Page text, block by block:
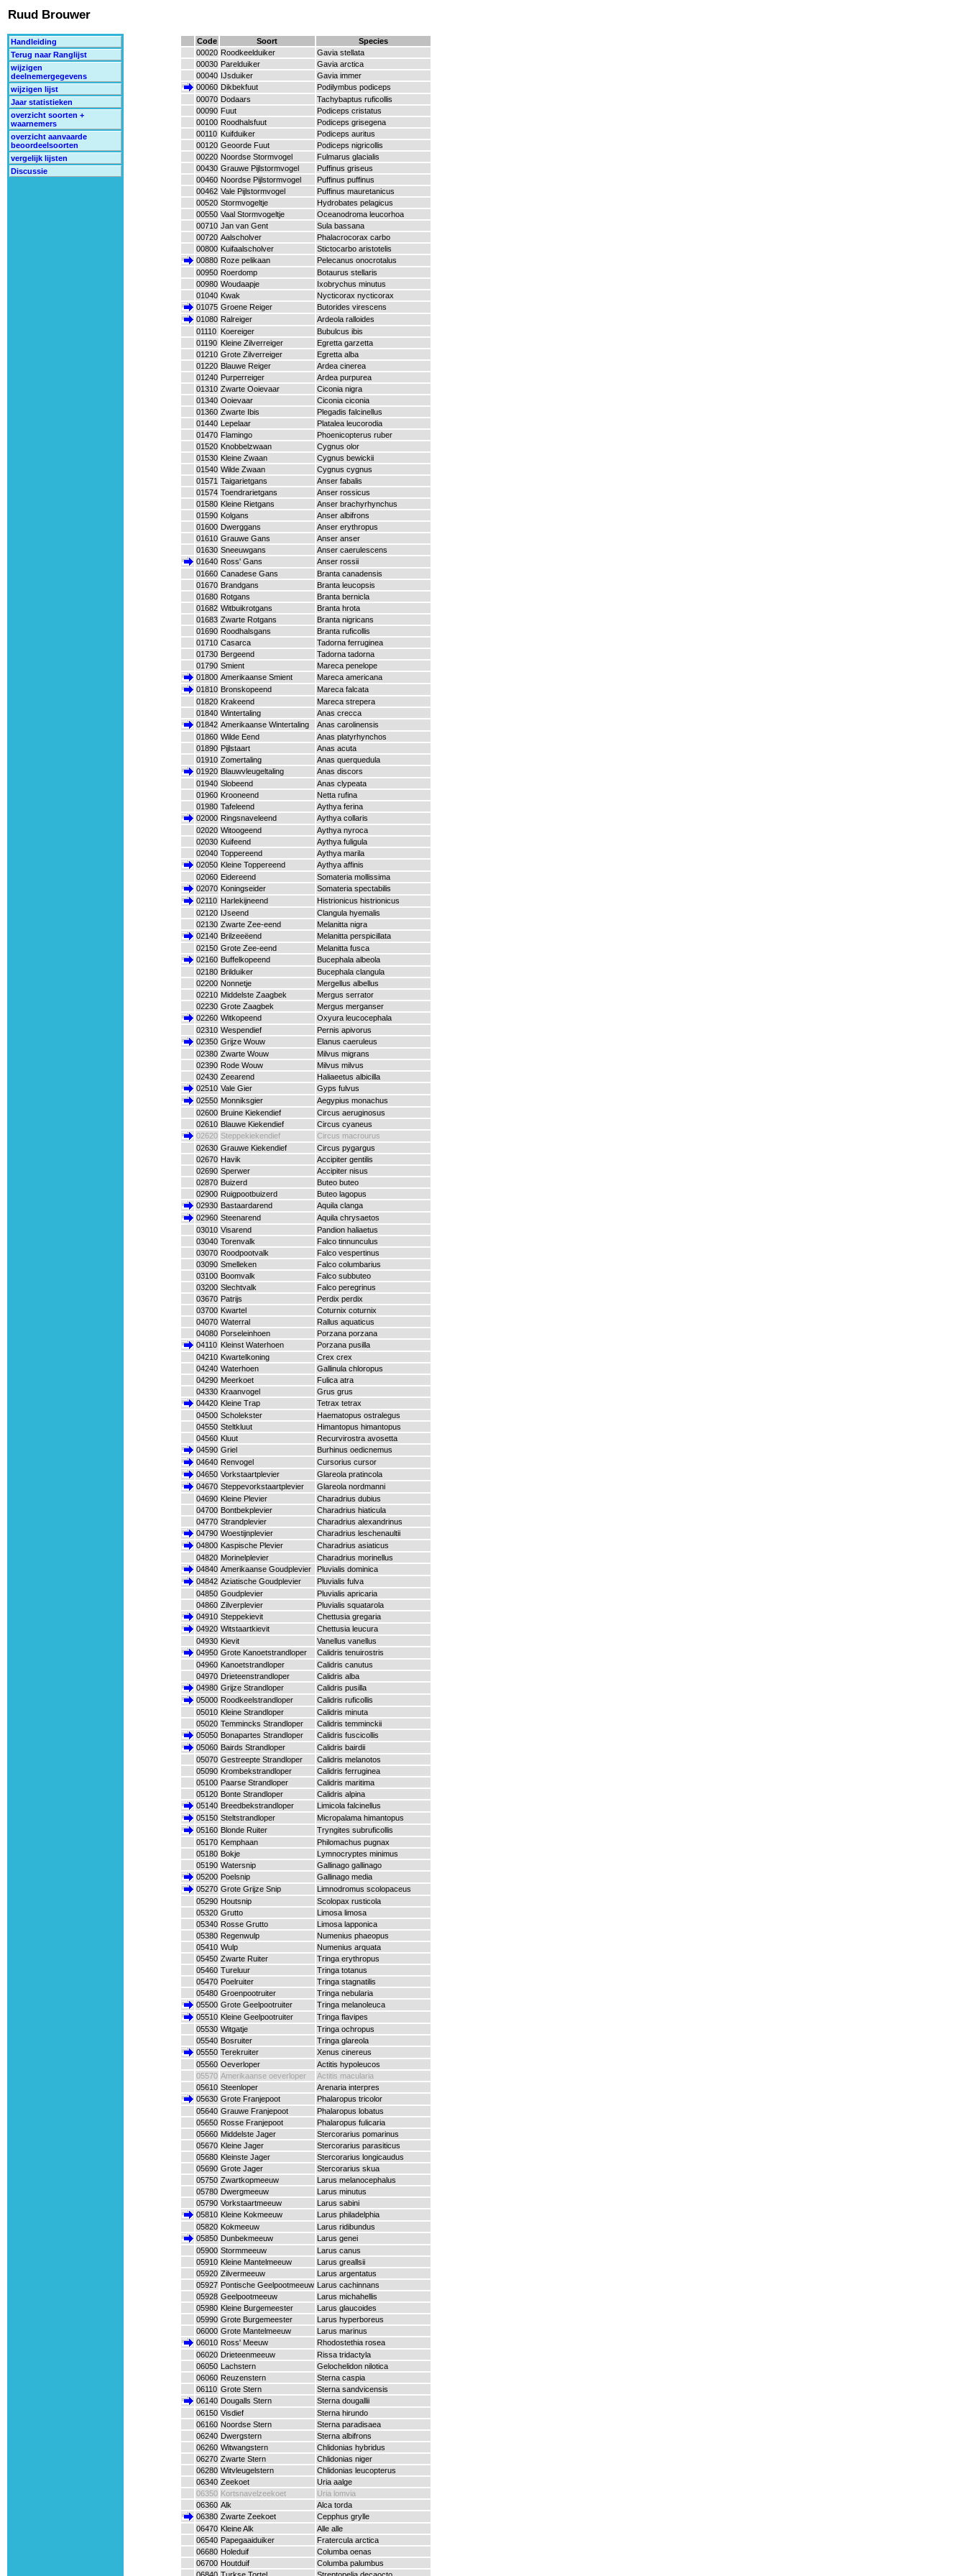
Ruud Brouwer
Handleiding
Terug naar Ranglijst
wijzigen
deelnemergegevens
wijzigen lijst
Jaar statistieken
overzicht soorten +
waarnemers
overzicht aanvaarde
beoordeelsoorten
vergelijk lijsten
Discussie
Code Soort
Species
00020 Roodkeelduiker
Gavia stellata
00030 Parelduiker
Gavia arctica
00040 IJsduiker
Gavia immer
00060 Dikbekfuut
Podilymbus podiceps
00070 Dodaars
Tachybaptus ruficollis
00090 Fuut
Podiceps cristatus
00100 Roodhalsfuut
Podiceps grisegena
00110 Kuifduiker
Podiceps auritus
00120 Geoorde Fuut
Podiceps nigricollis
00220 Noordse Stormvogel
Fulmarus glacialis
00430 Grauwe Pijlstormvogel
Puffinus griseus
00460 Noordse Pijlstormvogel
Puffinus puffinus
00462 Vale Pijlstormvogel
Puffinus mauretanicus
00520 Stormvogeltje
Hydrobates pelagicus
00550 Vaal Stormvogeltje
Oceanodroma leucorhoa
00710 Jan van Gent
Sula bassana
00720 Aalscholver
Phalacrocorax carbo
00800 Kuifaalscholver
Stictocarbo aristotelis
00880 Roze pelikaan
Pelecanus onocrotalus
00950 Roerdomp
Botaurus stellaris
00980 Woudaapje
Ixobrychus minutus
01040 Kwak
Nycticorax nycticorax
01075 Groene Reiger
Butorides virescens
01080 Ralreiger
Ardeola ralloides
01110
Koereiger
Bubulcus ibis
01190 Kleine Zilverreiger
Egretta garzetta
01210 Grote Zilverreiger
Egretta alba
01220 Blauwe Reiger
Ardea cinerea
01240 Purperreiger
Ardea purpurea
01310 Zwarte Ooievaar
Ciconia nigra
01340 Ooievaar
Ciconia ciconia
01360 Zwarte Ibis
Plegadis falcinellus
01440 Lepelaar
Platalea leucorodia
01470 Flamingo
Phoenicopterus ruber
01520 Knobbelzwaan
Cygnus olor
01530 Kleine Zwaan
Cygnus bewickii
01540 Wilde Zwaan
Cygnus cygnus
01571 Taigarietgans
Anser fabalis
01574 Toendrarietgans
Anser rossicus
01580 Kleine Rietgans
Anser brachyrhynchus
01590 Kolgans
Anser albifrons
01600 Dwerggans
Anser erythropus
01610 Grauwe Gans
Anser anser
01630 Sneeuwgans
Anser caerulescens
01640 Ross' Gans
Anser rossii
01660 Canadese Gans
Branta canadensis
01670 Brandgans
Branta leucopsis
01680 Rotgans
Branta bernicla
01682 Witbuikrotgans
Branta hrota
01683 Zwarte Rotgans
Branta nigricans
01690 Roodhalsgans
Branta ruficollis
01710 Casarca
Tadorna ferruginea
01730 Bergeend
Tadorna tadorna
01790 Smient
Mareca penelope
01800 Amerikaanse Smient
Mareca americana
01810 Bronskopeend
Mareca falcata
01820 Krakeend
Mareca strepera
01840 Wintertaling
Anas crecca
01842 Amerikaanse Wintertaling
Anas carolinensis
01860 Wilde Eend
Anas platyrhynchos
01890 Pijlstaart
Anas acuta
01910 Zomertaling
Anas querquedula
01920 Blauwvleugeltaling
Anas discors
01940 Slobeend
Anas clypeata
01960 Krooneend
Netta rufina
01980 Tafeleend
Aythya ferina
02000 Ringsnaveleend
Aythya collaris
02020 Witoogeend
Aythya nyroca
02030 Kuifeend
Aythya fuligula
02040 Toppereend
Aythya marila
02050 Kleine Toppereend
Aythya affinis
02060 Eidereend
Somateria mollissima
02070 Koningseider
Somateria spectabilis
02110 Harlekijneend
Histrionicus histrionicus
02120 IJseend
Clangula hyemalis
02130 Zwarte Zee-eend
Melanitta nigra
02140 Brilzeeëend
Melanitta perspicillata
02150 Grote Zee-eend
Melanitta fusca
02160 Buffelkopeend
Bucephala albeola
02180 Brilduiker
Bucephala clangula
02200 Nonnetje
Mergellus albellus
02210 Middelste Zaagbek
Mergus serrator
02230 Grote Zaagbek
Mergus merganser
02260 Witkopeend
Oxyura leucocephala
02310 Wespendief
Pernis apivorus
02350 Grijze Wouw
Elanus caeruleus
02380 Zwarte Wouw
Milvus migrans
02390 Rode Wouw
Milvus milvus
02430 Zeearend
Haliaeetus albicilla
02510 Vale Gier
Gyps fulvus
02550 Monniksgier
Aegypius monachus
02600 Bruine Kiekendief
Circus aeruginosus
02610 Blauwe Kiekendief
Circus cyaneus
02620 Steppekiekendief
Circus macrourus
02630 Grauwe Kiekendief
Circus pygargus
02670 Havik
Accipiter gentilis
02690 Sperwer
Accipiter nisus
02870 Buizerd
Buteo buteo
02900 Ruigpootbuizerd
Buteo lagopus
02930 Bastaardarend
Aquila clanga
02960 Steenarend
Aquila chrysaetos
03010 Visarend
Pandion haliaetus
03040 Torenvalk
Falco tinnunculus
03070 Roodpootvalk
Falco vespertinus
03090 Smelleken
Falco columbarius
03100 Boomvalk
Falco subbuteo
03200 Slechtvalk
Falco peregrinus
03670 Patrijs
Perdix perdix
03700 Kwartel
Coturnix coturnix
04070 Waterral
Rallus aquaticus
04080 Porseleinhoen
Porzana porzana
04110 Kleinst Waterhoen
Porzana pusilla
04210 Kwartelkoning
Crex crex
04240 Waterhoen
Gallinula chloropus
04290 Meerkoet
Fulica atra
04330 Kraanvogel
Grus grus
04420 Kleine Trap
Tetrax tetrax
04500 Scholekster
Haematopus ostralegus
04550 Steltkluut
Himantopus himantopus
04560 Kluut
Recurvirostra avosetta
04590 Griel
Burhinus oedicnemus
04640 Renvogel
Cursorius cursor
04650 Vorkstaartplevier
Glareola pratincola
04670 Steppevorkstaartplevier
Glareola nordmanni
04690 Kleine Plevier
Charadrius dubius
04700 Bontbekplevier
Charadrius hiaticula
04770 Strandplevier
Charadrius alexandrinus
04790 Woestijnplevier
Charadrius leschenaultii
04800 Kaspische Plevier
Charadrius asiaticus
04820 Morinelplevier
Charadrius morinellus
04840 Amerikaanse Goudplevier
Pluvialis dominica
04842 Aziatische Goudplevier
Pluvialis fulva
04850 Goudplevier
Pluvialis apricaria
04860 Zilverplevier
Pluvialis squatarola
04910 Steppekievit
Chettusia gregaria
04920 Witstaartkievit
Chettusia leucura
04930 Kievit
Vanellus vanellus
04950 Grote Kanoetstrandloper
Calidris tenuirostris
04960 Kanoetstrandloper
Calidris canutus
04970 Drieteenstrandloper
Calidris alba
04980 Grijze Strandloper
Calidris pusilla
05000 Roodkeelstrandloper
Calidris ruficollis
05010 Kleine Strandloper
Calidris minuta
05020 Temmincks Strandloper
Calidris temminckii
05050 Bonapartes Strandloper
Calidris fuscicollis
05060 Bairds Strandloper
Calidris bairdii
05070 Gestreepte Strandloper
Calidris melanotos
05090 Krombekstrandloper
Calidris ferruginea
05100 Paarse Strandloper
Calidris maritima
05120 Bonte Strandloper
Calidris alpina
05140 Breedbekstrandloper
Limicola falcinellus
05150 Steltstrandloper
Micropalama himantopus
05160 Blonde Ruiter
Tryngites subruficollis
05170 Kemphaan
Philomachus pugnax
05180 Bokje
Lymnocryptes minimus
05190 Watersnip
Gallinago gallinago
05200 Poelsnip
Gallinago media
05270 Grote Grijze Snip
Limnodromus scolopaceus
05290 Houtsnip
Scolopax rusticola
05320 Grutto
Limosa limosa
05340 Rosse Grutto
Limosa lapponica
05380 Regenwulp
Numenius phaeopus
05410 Wulp
Numenius arquata
05450 Zwarte Ruiter
Tringa erythropus
05460 Tureluur
Tringa totanus
05470 Poelruiter
Tringa stagnatilis
05480 Groenpootruiter
Tringa nebularia
05500 Grote Geelpootruiter
Tringa melanoleuca
05510 Kleine Geelpootruiter
Tringa flavipes
05530 Witgatje
Tringa ochropus
05540 Bosruiter
Tringa glareola
05550 Terekruiter
Xenus cinereus
05560 Oeverloper
Actitis hypoleucos
05570 Amerikaanse oeverloper
Actitis macularia
05610 Steenloper
Arenaria interpres
05630 Grote Franjepoot
Phalaropus tricolor
05640 Grauwe Franjepoot
Phalaropus lobatus
05650 Rosse Franjepoot
Phalaropus fulicaria
05660 Middelste Jager
Stercorarius pomarinus
05670 Kleine Jager
Stercorarius parasiticus
05680 Kleinste Jager
Stercorarius longicaudus
05690 Grote Jager
Stercorarius skua
05750 Zwartkopmeeuw
Larus melanocephalus
05780 Dwergmeeuw
Larus minutus
05790 Vorkstaartmeeuw
Larus sabini
05810 Kleine Kokmeeuw
Larus philadelphia
05820 Kokmeeuw
Larus ridibundus
05850 Dunbekmeeuw
Larus genei
05900 Stormmeeuw
Larus canus
05910 Kleine Mantelmeeuw
Larus greallsii
05920 Zilvermeeuw
Larus argentatus
05927 Pontische Geelpootmeeuw Larus cachinnans
05928 Geelpootmeeuw
Larus michahellis
05980 Kleine Burgemeester
Larus glaucoides
05990 Grote Burgemeester
Larus hyperboreus
06000 Grote Mantelmeeuw
Larus marinus
06010 Ross' Meeuw
Rhodostethia rosea
06020 Drieteenmeeuw
Rissa tridactyla
06050 Lachstern
Gelochelidon nilotica
06060 Reuzenstern
Sterna caspia
06110 Grote Stern
Sterna sandvicensis
06140 Dougalls Stern
Sterna dougallii
06150 Visdief
Sterna hirundo
06160 Noordse Stern
Sterna paradisaea
06240 Dwergstern
Sterna albifrons
06260 Witwangstern
Chlidonias hybridus
06270 Zwarte Stern
Chlidonias niger
06280 Witvleugelstern
Chlidonias leucopterus
06340 Zeekoet
Uria aalge
06350 Kortsnavelzeekoet
Uria lomvia
06360 Alk
Alca torda
06380 Zwarte Zeekoet
Cepphus grylle
06470 Kleine Alk
Alle alle
06540 Papegaaiduiker
Fratercula arctica
06680 Holeduif
Columba oenas
06700 Houtduif
Columba palumbus